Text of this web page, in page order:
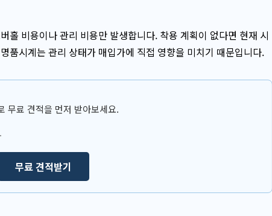
홀 비용이나 관리 비용만 발생합니다. 착용 계획이 없다면 현재 시
품시계는 관리 상태가 매입가에 직접 영향을 미치기 때문입니다.
무료 견적을 먼저 받아보세요.
무료 견적받기